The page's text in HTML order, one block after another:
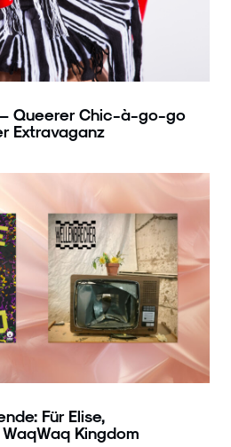
– Queerer Chic-à-go-go
Extravaganz
Für Elise,
Kingdom